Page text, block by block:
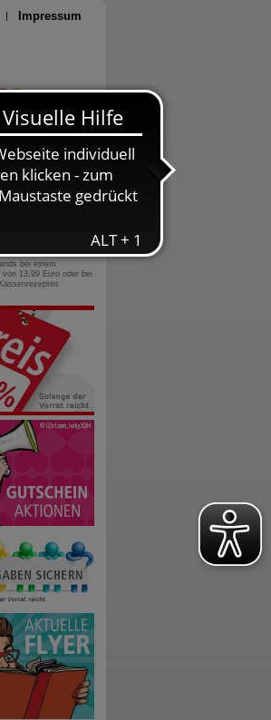
Impressum
drucken
422
bei einem
13,99 Euro oder bei